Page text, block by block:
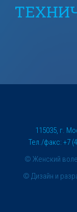
© Женский
115035, г.
Тел./факс: +7
© Дизайн и